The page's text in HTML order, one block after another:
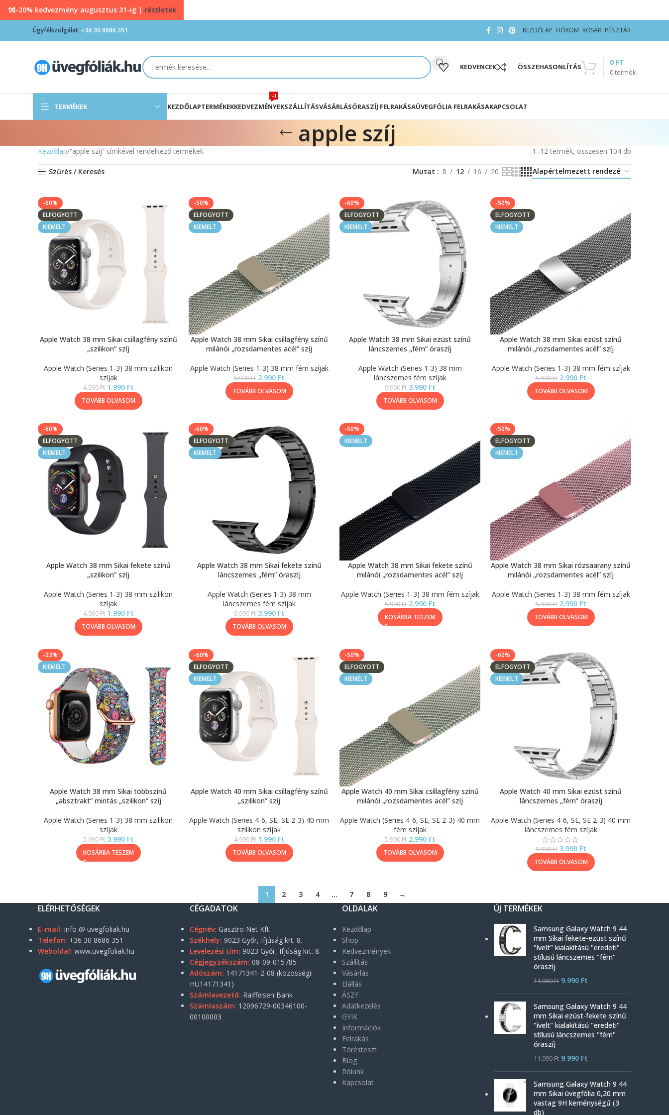
Ügyfélszolgálat: +36 30 8686 351 KEZDŐLAP FIÓKOM KOSÁR PÉNZTÁR
KEDVENCEK ÖSSZEHASONLÍTÁS
0termék
0 FT
TERMÉKEK KEZDŐLAPTERMÉKEKKEDVEZMÉNYEK
ÚJ
SZÁLLÍTÁSVÁSÁRLÁSÓRASZÍJ FELRAKÁSAÜVEGFÓLIA FELRAKÁSAKAPCSOLAT
apple szíj
Kezdőlap “apple szíj” címkével rendelkező termékek 1–12 termék, összesen 104 db
Szűrés / Keresés Mutat 8 12 16 20
-60%
ELFOGYOTT
KIEMELT
Apple Watch 38 mm Sikai csillagfény színű
„szilikon” szíj
Apple Watch (Series 1-3) 38 mm szilikon
szíjak
4.990Ft 1.990 Ft
TOVÁBB OLVASOM
-50%
ELFOGYOTT
KIEMELT
Apple Watch 38 mm Sikai csillagfény színű
milánói „rozsdamentes acél” szíj
Apple Watch (Series 1-3) 38 mm fém szíjak
5.990Ft 2.990 Ft
TOVÁBB OLVASOM
-60%
ELFOGYOTT
KIEMELT
Apple Watch 38 mm Sikai ezüst színű
láncszemes „fém” óraszíj
Apple Watch (Series 1-3) 38 mm
láncszemes fém szíjak
9.990Ft 3.990 Ft
TOVÁBB OLVASOM
-50%
ELFOGYOTT
KIEMELT
Apple Watch 38 mm Sikai ezüst színű
milánói „rozsdamentes acél” szíj
Apple Watch (Series 1-3) 38 mm fém szíjak
5.990Ft 2.990 Ft
TOVÁBB OLVASOM
-60%
ELFOGYOTT
KIEMELT
Apple Watch 38 mm Sikai fekete színű
„szilikon” szíj
Apple Watch (Series 1-3) 38 mm szilikon
szíjak
4.990Ft 1.990 Ft
TOVÁBB OLVASOM
-60%
ELFOGYOTT
KIEMELT
Apple Watch 38 mm Sikai fekete színű
láncszemes „fém” óraszíj
Apple Watch (Series 1-3) 38 mm
láncszemes fém szíjak
9.990Ft 3.990 Ft
TOVÁBB OLVASOM
-50%
KIEMELT
Apple Watch 38 mm Sikai fekete színű
milánói „rozsdamentes acél” szíj
Apple Watch (Series 1-3) 38 mm fém szíjak
5.990Ft 2.990 Ft
KOSÁRBA TESZEM
-50%
ELFOGYOTT
KIEMELT
Apple Watch 38 mm Sikai rózsaarany színű
milánói „rozsdamentes acél” szíj
Apple Watch (Series 1-3) 38 mm fém szíjak
5.990Ft 2.990 Ft
TOVÁBB OLVASOM
-33%
KIEMELT
Apple Watch 38 mm Sikai többszínű
„absztrakt” mintás „szilikon” szíj
Apple Watch (Series 1-3) 38 mm szilikon
szíjak
5.990Ft 3.990 Ft
KOSÁRBA TESZEM
-60%
ELFOGYOTT
KIEMELT
Apple Watch 40 mm Sikai csillagfény színű
„szilikon” szíj
Apple Watch (Series 4-6, SE, SE 2-3) 40 mm
szilikon szíjak
4.990Ft 1.990 Ft
TOVÁBB OLVASOM
-50%
ELFOGYOTT
KIEMELT
Apple Watch 40 mm Sikai csillagfény színű
milánói „rozsdamentes acél” szíj
Apple Watch (Series 4-6, SE, SE 2-3) 40 mm
fém szíjak
5.990Ft 2.990 Ft
TOVÁBB OLVASOM
-60%
ELFOGYOTT
KIEMELT
Apple Watch 40 mm Sikai ezüst színű
láncszemes „fém” óraszíj
Apple Watch (Series 4-6, SE, SE 2-3) 40 mm
láncszemes fém szíjak
9.990Ft 3.990 Ft
TOVÁBB OLVASOM
1 2 3 4 … 7 8 9 →
ELÉRHETŐSÉGEK
E-mail: info @ uvegfoliak.hu
Telefon: +36 30 8686 351
Weboldal: www.uvegfoliak.hu
CÉGADATOK
Cégnév: Gasztro Net Kft.
Székhely: 9023 Győr, Ifjúság krt. 8.
Levelezési cím: 9023 Győr, Ifjúság krt. 8.
Cégjegyzékszám: 08-09-015785
Adószám: 14171341-2-08 (közösségi:
HU14171341)
Számlavezető: Raiffeisen Bank
Számlaszám: 12096729-00346100-
00100003
OLDALAK
Kezdőlap
Shop
Kedvezmények
Szállítás
Vásárlás
Elállás
ÁSZF
Adatkezelés
GYIK
Információk
Felrakás
Törésteszt
Blog
Rólunk
Kapcsolat
ÚJ TERMÉKEK
Samsung Galaxy Watch 9 44
mm Sikai fekete-ezüst színű
"ívelt" kialakítású "eredeti"
stílusú láncszemes "fém"
óraszíj
11.990Ft 9.990 Ft
Samsung Galaxy Watch 9 44
mm Sikai ezüst-fekete színű
"ívelt" kialakítású "eredeti"
stílusú láncszemes "fém"
óraszíj
11.990Ft 9.990 Ft
Samsung Galaxy Watch 9 44
mm Sikai üvegfólia 0,20 mm
vastag 9H keménységű (3
db)
10-20% kedvezmény augusztus 31-ig | részletek